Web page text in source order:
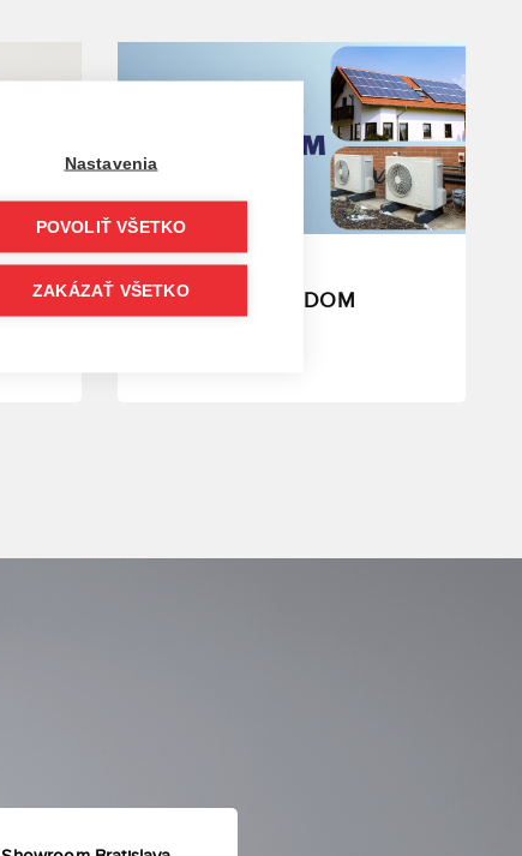
23. 09. 2025 | Blog
Dotácia OBNOV DOM
Nastavenia
POVOLIŤ VŠETKO
ZAKÁZAŤ VŠETKO